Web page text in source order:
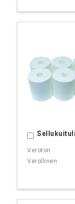
Ostoskoriin